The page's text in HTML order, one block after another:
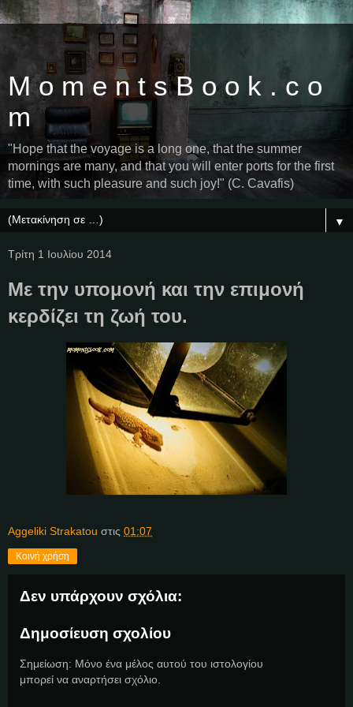
M o m e n t s B o o k . c o
m
"Hope that the voyage is a long one, that the summer
mornings are many, and that you will enter ports for the first
time, with such pleasure and such joy!" (C. Cavafis)
▼
Τρίτη 1 Ιουλίου 2014
Με την υπομονή και την επιμονή
κερδίζει τη ζωή του.
Aggeliki Strakatou στις 01:07
Κοινή χρήση
Δεν υπάρχουν σχόλια:
Δημοσίευση σχολίου
Σημείωση: Μόνο ένα μέλος αυτού του ιστολογίου
μπορεί να αναρτήσει σχόλιο.